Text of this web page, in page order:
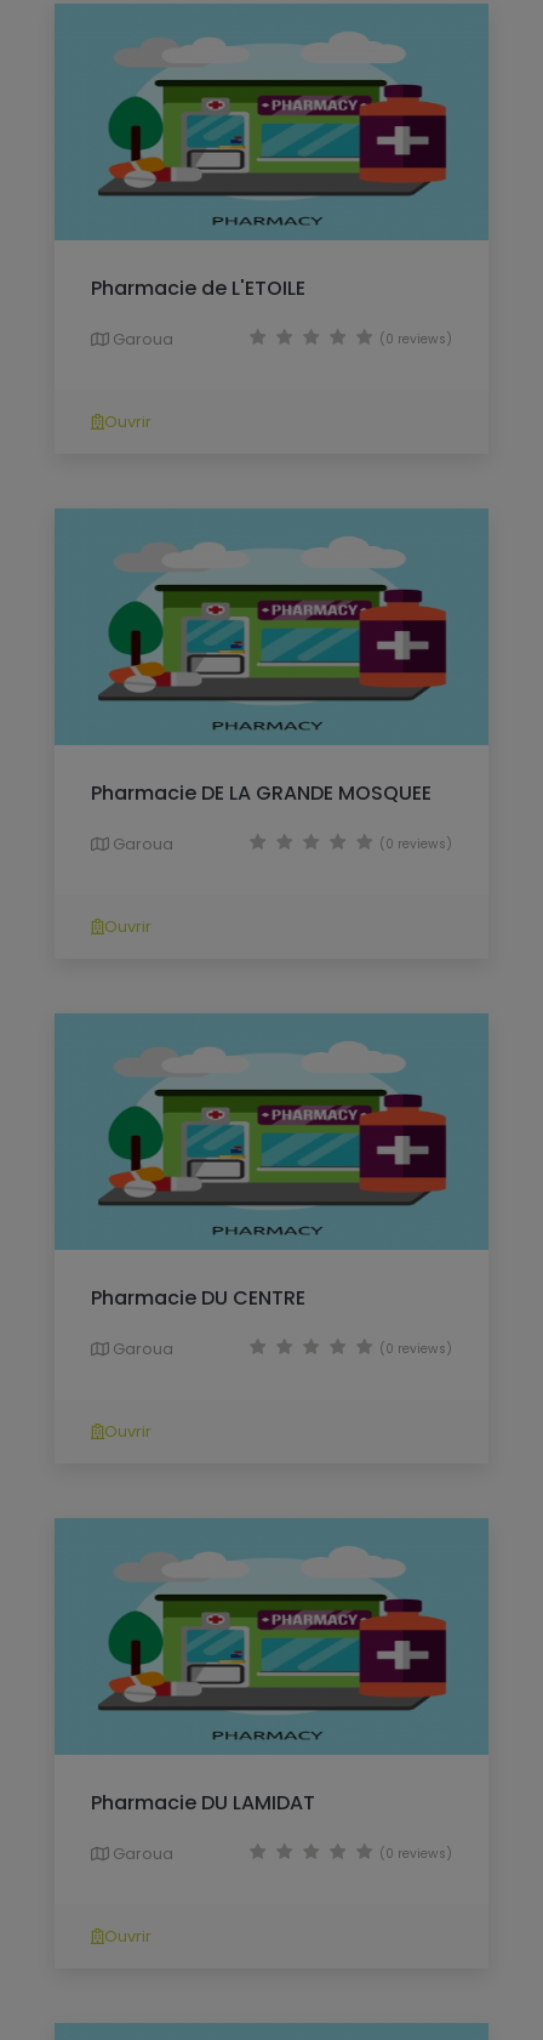
Pharmacie de L'ETOILE
Garoua (0 reviews)
Ouvrir
Pharmacie DE LA GRANDE MOSQUEE
Garoua (0 reviews)
Ouvrir
Pharmacie DU CENTRE
Garoua (0 reviews)
Ouvrir
Pharmacie DU LAMIDAT
Garoua (0 reviews)
Ouvrir